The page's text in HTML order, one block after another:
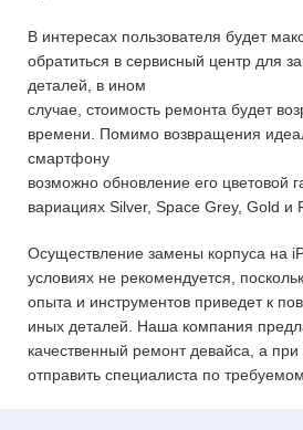
В интересах пользователя будет
обратиться в сервисный центр для
деталей, в ином
случае, стоимость ремонта будет
времени. Помимо возвращения
смартфону
возможно обновление его цветовой
вариациях Silver, Space Grey, Gold и
Осуществление замены корпуса на
условиях не рекомендуется,
опыта и инструментов приведет к
иных деталей. Наша компания
качественный ремонт девайса, а при
отправить специалиста по